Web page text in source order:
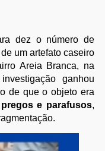
dez o número de
um artefato caseiro
Areia Branca, na
ganhou
de que o objeto era
pregos e parafusos,